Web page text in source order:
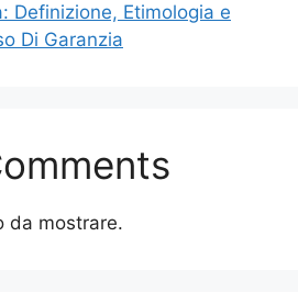
Definizione, Etimologia e
Di Garanzia
da mostrare.